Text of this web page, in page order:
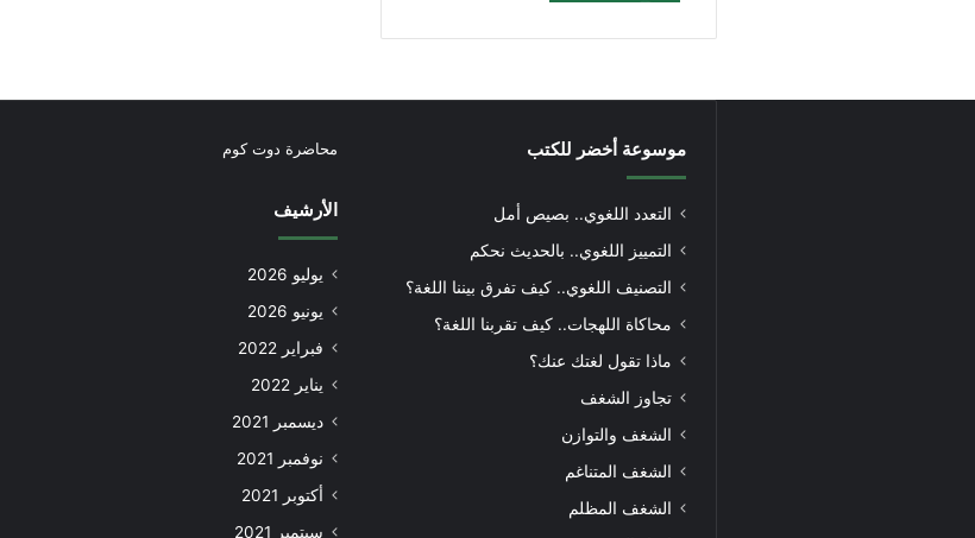
موسوعة أخضر للكتب
التعدد اللغوي.. بصيص أمل
التمييز اللغوي.. بالحديث نحكم
التصنيف اللغوي.. كيف تفرق بيننا اللغة؟
محاكاة اللهجات.. كيف تقربنا اللغة؟
ماذا تقول لغتك عنك؟
تجاوز الشغف
الشغف والتوازن
الشغف المتناغم
الشغف المظلم
محاضرة دوت كوم
الأرشيف
يوليو 2026
يونيو 2026
فبراير 2022
يناير 2022
ديسمبر 2021
نوفمبر 2021
أكتوبر 2021
سبتمبر 2021